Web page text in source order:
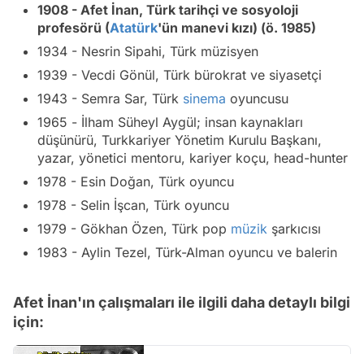
1908 - Afet İnan, Türk tarihçi ve sosyoloji
profesörü (Atatürk'ün manevi kızı) (ö. 1985)
1934 - Nesrin Sipahi, Türk müzisyen
1939 - Vecdi Gönül, Türk bürokrat ve siyasetçi
1943 - Semra Sar, Türk sinema oyuncusu
1965 - İlham Süheyl Aygül; insan kaynakları
düşünürü, Turkkariyer Yönetim Kurulu Başkanı,
yazar, yönetici mentoru, kariyer koçu, head-hunter
1978 - Esin Doğan, Türk oyuncu
1978 - Selin İşcan, Türk oyuncu
1979 - Gökhan Özen, Türk pop müzik şarkıcısı
1983 - Aylin Tezel, Türk-Alman oyuncu ve balerin
Afet İnan'ın çalışmaları ile ilgili daha detaylı bilgi
için: